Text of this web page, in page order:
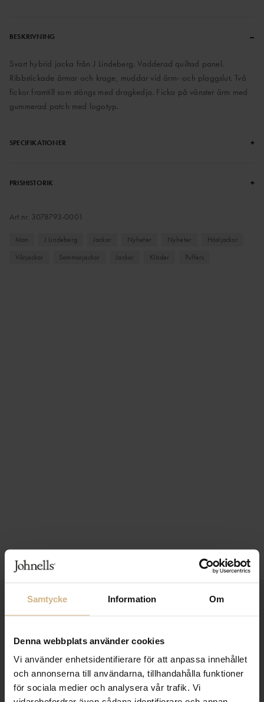
Samtycke Information Om
Denna webbplats använder cookies
Vi använder enhetsidentifierare för att anpassa innehållet
och annonserna till användarna, tillhandahålla funktioner
för sociala medier och analysera vår trafik. Vi
BESKRIVNING –
Svart hybrid jacka från J Lindeberg. Vadderad quiltad panel.
Ribbstickade ärmar och krage, muddar vid ärm- och plaggslut. Två
fickor framtill som stängs med dragkedja. Ficka på vänster ärm med
gummerad patch med logotyp.
SPECIFIKATIONER +
PRISHISTORIK +
Art.nr. 3078793-0001
Man J Lindeberg Jackor Nyheter Nyheter
Höstjackor
Vårjackor
Sommarjackor Jackor Kläder Puffers
1-3 VARDAGARS LEVERANS